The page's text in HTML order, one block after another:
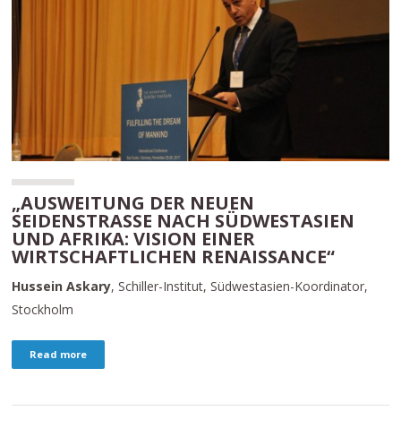
„AUSWEITUNG DER NEUEN
SEIDENSTRASSE NACH SÜDWESTASIEN U
ND AFRIKA: VISION EINER W
IRTSCHAFTLICHEN RENAISSANCE“
Hussein Askary, Schiller-Institut, Südwestasien-Koordinator,
Stockholm
Read more